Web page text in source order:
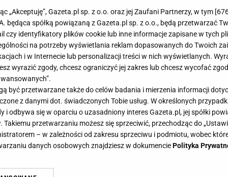
„Akceptuję”, Gazeta.pl sp. z o.o. oraz jej Zaufani Partnerzy, w tym [
będąca spółką powiązaną z Gazeta.pl sp. z o.o., będą przetwarzać
czy identyfikatory plików cookie lub inne informacje zapisane w tych
na potrzeby wyświetlania reklam dopasowanych do Twoich
i w Internecie lub personalizacji treści w nich wyświetlanych.
wyrazić zgody, chcesz ograniczyć jej zakres lub chcesz wycofać
być przetwarzane także do celów badania i mierzenia informacji
z danymi dot. świadczonych Tobie usług. W określonych
i odbywa się w oparciu o uzasadniony interes Gazeta.pl, jej spółki
przetwarzaniu możesz się sprzeciwić, przechodząc do
– w zależności od zakresu sprzeciwu i podmiotu, wobec
danych osobowych znajdziesz w dokumenciePolityka